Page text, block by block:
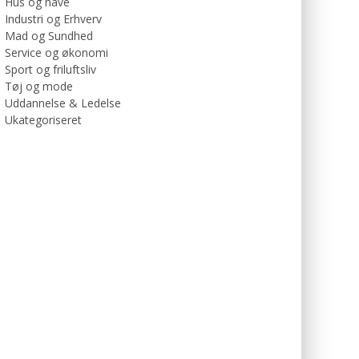
Industri og Erhverv
Mad og Sundhed
Service og økonomi
Sport og friluftsliv
Tøj og mode
Uddannelse & Ledelse
Ukategoriseret